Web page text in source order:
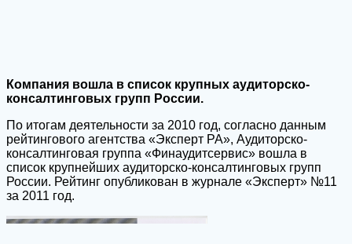
Компания вошла в список крупных аудиторско-
консалтинговых групп России.
По итогам деятельности за 2010 год, согласно данным
рейтингового агентства «Эксперт РА», Аудиторско-
консалтинговая группа «Финаудитсервис» вошла в
список крупнейших аудиторско-консалтинговых групп
России. Рейтинг опубликован в журнале «Эксперт» №11
за 2011 год.